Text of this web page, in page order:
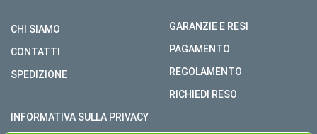
CHI SIAMO
CONTATTI
SPEDIZIONE
GARANZIE E RESI
PAGAMENTO
REGOLAMENTO
RICHIEDI RESO
INFORMATIVA SULLA PRIVACY